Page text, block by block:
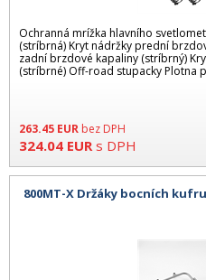
Ochranná mrížka hlavního
(stríbrná) Kryt nádržky prední
zadní brzdové kapaliny (stríbrný)
(stríbrné) Off-road stupacky Plotna
263.45 EUR bez DPH
324.04 EUR s DPH
800MT-X Držáky bocních